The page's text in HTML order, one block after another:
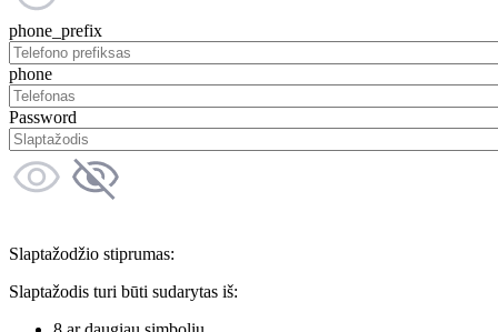
phone_prefix
phone
Password
Slaptažodžio stiprumas:
Slaptažodis turi būti sudarytas iš: